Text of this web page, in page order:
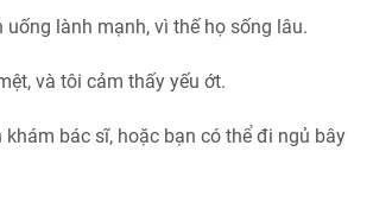
uống lành mạnh, vì thế họ sống lâu.
và tôi cảm thấy yếu ớt.
khám bác sĩ, hoặc bạn có thể đi ngủ bây